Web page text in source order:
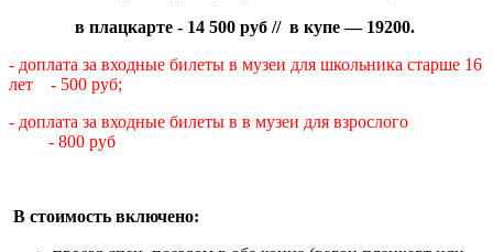
в плацкарте - 14 500 руб // в купе — 19200.
- доплата за входные билеты в музеи для школьника старше 16
лет - 500 руб;
- доплата за входные билеты в в музеи для взрослого
- 800 руб
В стоимость включено: